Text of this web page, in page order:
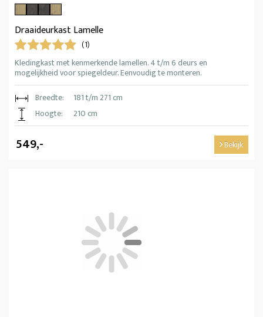
Draaideurkast Lamelle
(1)
Kledingkast met kenmerkende lamellen. 4 t/m 6 deurs en
mogelijkheid voor spiegeldeur. Eenvoudig te monteren.
Breedte:
181 t/m 271 cm
Hoogte:
210 cm
549,- Bekijk